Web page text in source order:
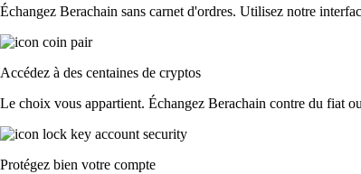
Échangez Berachain sans carnet d'ordres. Utilisez notre
Accédez à des centaines de cryptos
Le choix vous appartient. Échangez Berachain contre du fiat
Protégez bien votre compte